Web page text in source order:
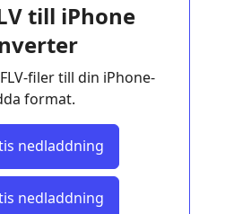
till iPhone
filer till din iPhone-
format.
nedladdning
nedladdning